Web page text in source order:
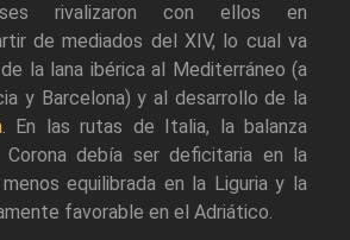
rivalizaron con ellos en
de mediados del XIV, lo cual va
la lana ibérica al Mediterráneo (a
y Barcelona) y al desarrollo de la
. En las rutas de Italia, la balanza
debía ser deficitaria en la
equilibrada en la Liguria y la
favorable en el Adriático.